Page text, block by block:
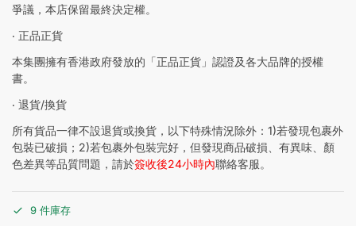
爭議，本店保留最終決定權。
‧ 正品正貨
本集團擁有香港政府發放的「正品正貨」認證及各大品牌的授權
書。
‧ 退貨/換貨
所有貨品一律不設退貨或換貨，以下特殊情況除外：1)若發現包裹外
包裝已破損；2)若包裹外包裝完好，但發現商品破損、有異味、顏
色差異等品質問題，請於簽收後24小時內聯絡客服。
9 件庫存